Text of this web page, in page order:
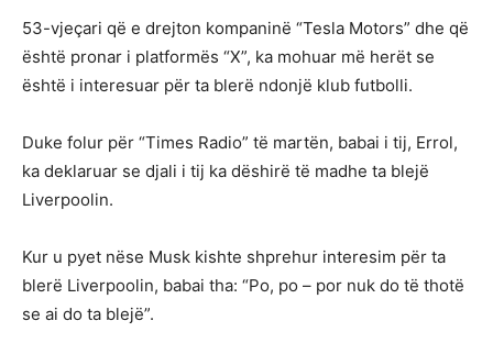
53-vjeçari që e drejton kompaninë “Tesla Motors” dhe që
është pronar i platformës “X”, ka mohuar më herët se
është i interesuar për ta blerë ndonjë klub futbolli.
Duke folur për “Times Radio” të martën, babai i tij, Errol,
ka deklaruar se djali i tij ka dëshirë të madhe ta blejë
Liverpoolin.
Kur u pyet nëse Musk kishte shprehur interesim për ta
blerë Liverpoolin, babai tha: “Po, po – por nuk do të thotë
se ai do ta blejë”.